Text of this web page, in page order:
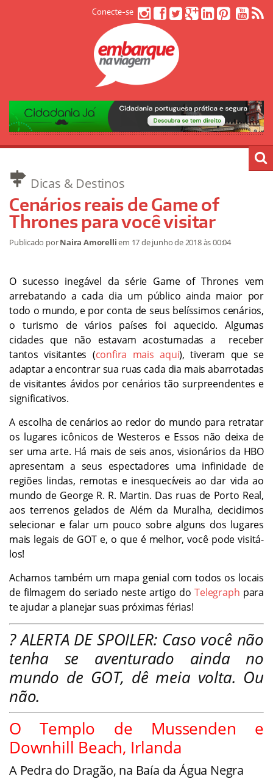
Conecte-se
Dicas & Destinos
Cenários reais de Game of
Thrones para você visitar
Publicado porNaira Amorelliem 17 de junho de 2018às 00:04
O sucesso inegável da série Game of Thrones vem
arrebatando a cada dia um público ainda maior por
todo o mundo, e por conta de seus belíssimos cenários,
o turismo de vários países foi aquecido. Algumas
cidades que não estavam acostumadas a receber
tantos visitantes (confira mais aqui), tiveram que se
adaptar a encontrar sua ruas cada dia mais abarrotadas
de visitantes ávidos por cenários tão surpreendentes e
significativos.
A escolha de cenários ao redor do mundo para retratar
os lugares icônicos de Westeros e Essos não deixa de
ser uma arte. Há mais de seis anos, visionários da HBO
apresentam a seus espectadores uma infinidade de
regiões lindas, remotas e inesquecíveis ao dar vida ao
mundo de George R. R. Martin. Das ruas de Porto Real,
aos terrenos gelados de Além da Muralha, decidimos
selecionar e falar um pouco sobre alguns dos lugares
mais legais de GOT e, o que é melhor, você pode visitá-
los!
Achamos também um mapa genial com todos os locais
de filmagem do seriado neste artigo doTelegraph para
te ajudar a planejar suas próximas férias!
? ALERTA DE SPOILER: Caso você não
tenha se aventurado ainda no
mundo de GOT, dê meia volta. Ou
não.
O Templo de Mussenden e
Downhill Beach, Irlanda
A Pedra do Dragão, na Baía da Água Negra